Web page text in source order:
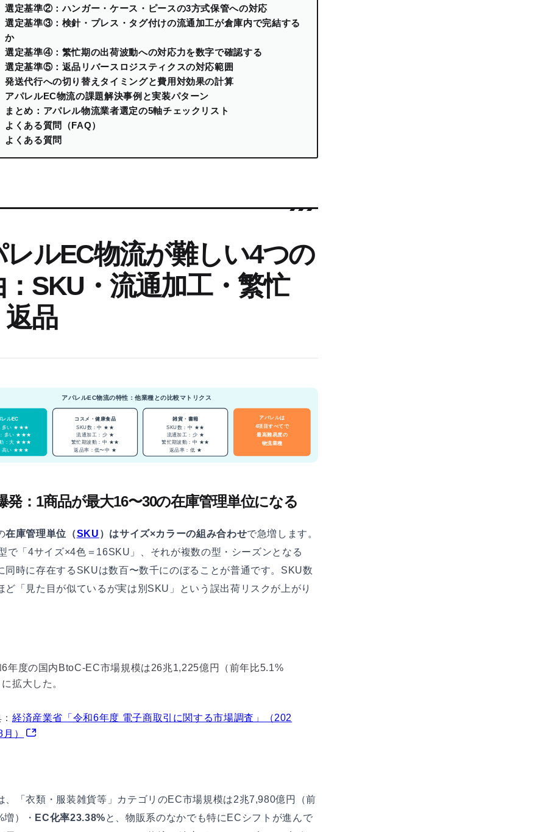
選定基準②：ハンガー・ケース・ピースの3方式保管への対応
選定基準③：検針・プレス・タグ付けの流通加工が倉庫内で完結する
か
選定基準④：繁忙期の出荷波動への対応力を数字で確認する
選定基準⑤：返品リバースロジスティクスの対応範囲
発送代行への切り替えタイミングと費用対効果の計算
アパレルEC物流の課題解決事例と実装パターン
まとめ：アパレル物流業者選定の5軸チェックリスト
よくある質問（FAQ）
よくある質問
ルEC物流が難しい4つの
SKU・流通加工・繁忙
品
アパレルEC物流の特性：他業種との比較マトリクス
レルEC
多い ★★★
：多い ★★★
動：大 ★★★
高い ★★★
コスメ・健康食品
SKU数：中 ★★
流通加工：少 ★
繁忙期波動：中 ★★
返品率：低〜中 ★
雑貨・書籍
SKU数：中 ★★
流通加工：少 ★
繁忙期波動：中 ★★
返品率：低 ★
アパレルは
4項目すべてで
最高難易度の
物流業種
発：1商品が最大16〜30の在庫管理単位になる
在庫管理単位（SKU ）はサイズ×カラーの組み合わせで急増します。
で「4サイズ×4色＝16SKU」、それが複数の型・シーズンとなる
同時に存在するSKUは数百〜数千にのぼることが普通です。SKU数
ど「見た目が似ているが実は別SKU」という誤出荷リスクが上がり
6年度の国内BtoC-EC市場規模は26兆1,225億円（前年比5.1%
拡大した。
経済産業省「令和6年度 電子商取引に関する市場調査」（202
）
、「衣類・服装雑貨等」カテゴリのEC市場規模は2兆7,980億円（前
）・ EC化率23.38%と、物販系のなかでも特にECシフトが進んで